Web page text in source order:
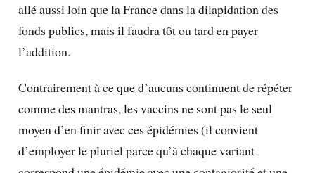
allé aussi loin que la France dans la dilapidation des
fonds publics, mais il faudra tôt ou tard en payer
l’addition.
Contrairement à ce que d’aucuns continuent de répéter
comme des mantras, les vaccins ne sont pas le seul
moyen d’en finir avec ces épidémies (il convient
d’employer le pluriel parce qu’à chaque variant